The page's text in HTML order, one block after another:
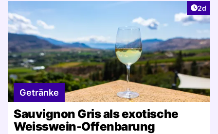
2d
Getränke
Sauvignon Gris als exotische
Weisswein-Offenbarung